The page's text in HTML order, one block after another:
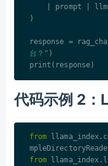
)
response =
台？" )
代码示例 2：
from
from